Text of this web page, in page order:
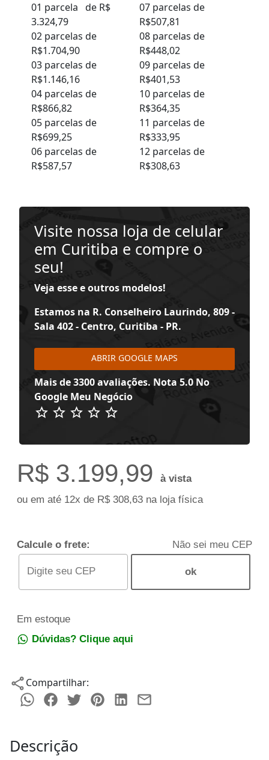
01 parcela de R$
3.324,79
02 parcelas de
R$1.704,90
03 parcelas de
R$1.146,16
04 parcelas de
R$866,82
05 parcelas de
R$699,25
06 parcelas de
R$587,57
07 parcelas de
R$507,81
08 parcelas de
R$448,02
09 parcelas de
R$401,53
10 parcelas de
R$364,35
11 parcelas de
R$333,95
12 parcelas de
R$308,63
Visite nossa loja de celular
em Curitiba e compre o
seu!
Veja esse e outros modelos!
Estamos na R. Conselheiro Laurindo, 809 -
Sala 402 - Centro, Curitiba - PR.
ABRIR GOOGLE MAPS
Mais de 3300 avaliações. Nota 5.0 No
Google Meu Negócio
R$ 3.199,99
à vista
ou em até 12x de R$ 308,63 na loja física
Calcule o frete: Não sei meu CEP
Em estoque
Dúvidas? Clique aqui
Compartilhar:
Descrição